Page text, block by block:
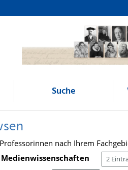
Suche
nach Ihrem
2